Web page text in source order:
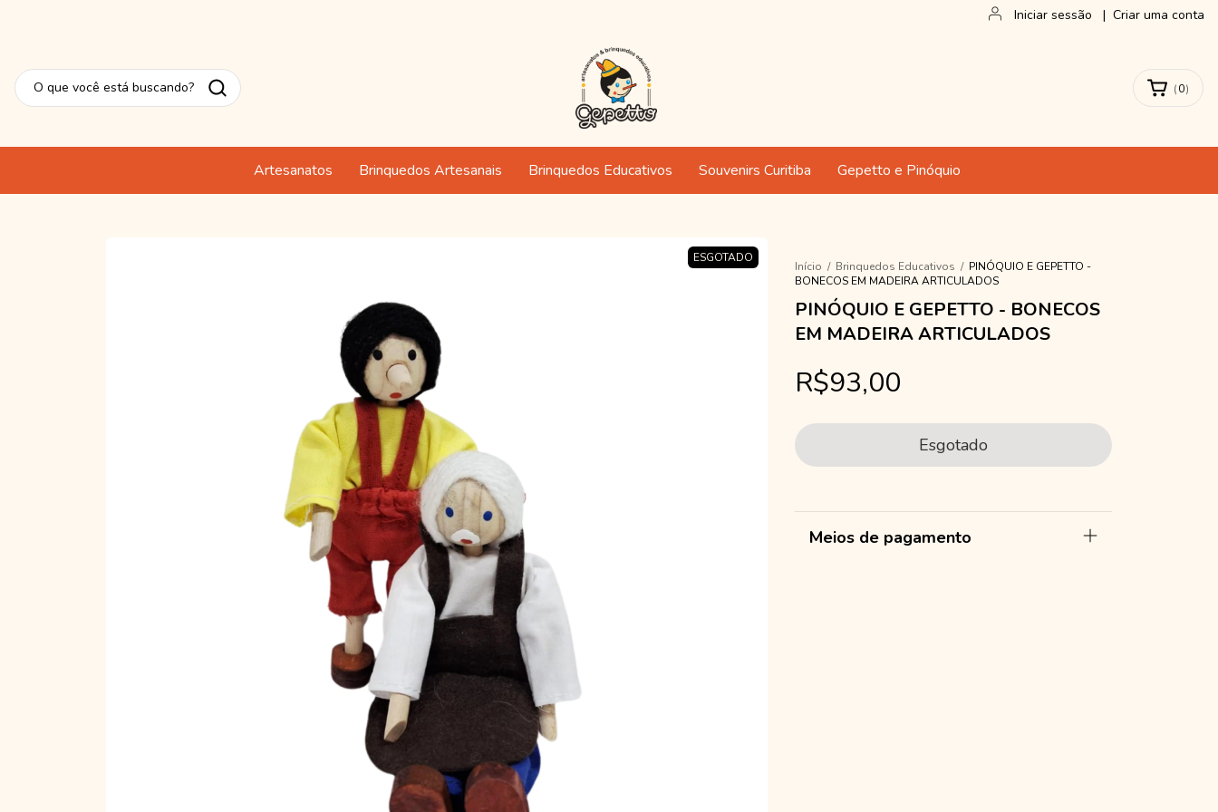
Iniciar sessão | Criar uma conta
(0)
Artesanatos Brinquedos Artesanais Brinquedos Educativos Souvenirs Curitiba Gepetto e Pinóquio
ESGOTADO
Início / Brinquedos Educativos / PINÓQUIO E GEPETTO -
BONECOS EM MADEIRA ARTICULADOS
PINÓQUIO E GEPETTO - BONECOS
EM MADEIRA ARTICULADOS
R$93,00
Meios de pagamento